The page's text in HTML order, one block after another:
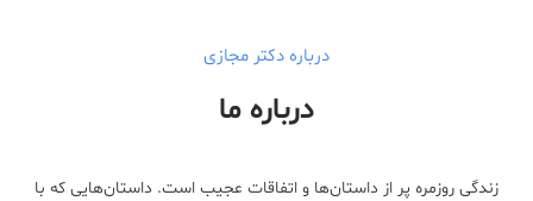
درباره دکتر مجازی
درباره ما
زندگی روزمره پر از داستان‌ها و اتفاقات عجیب است. داستان‌هایی که با